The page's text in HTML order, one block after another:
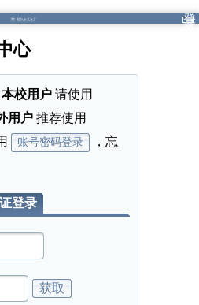
登
录
心
本校用户 请使用
用户 推荐使用
账号密码登录
，忘
登录
获取